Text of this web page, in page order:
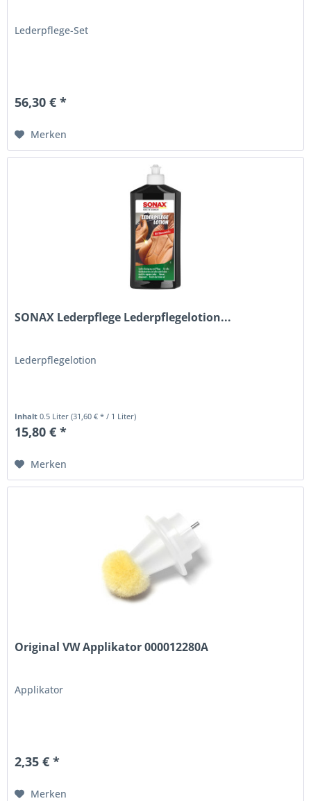
Lederpflege-Set
56,30 € *
Merken
SONAX Lederpflege Lederpflegelotion...
Lederpflegelotion
Inhalt0.5 Liter(31,60 € * / 1 Liter)
15,80 € *
Merken
Original VW Applikator 000012280A
Applikator
2,35 € *
Merken